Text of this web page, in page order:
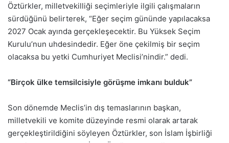
Öztürkler, milletvekilliği seçimleriyle ilgili çalışmaların
sürdüğünü belirterek, “Eğer seçim gününde yapılacaksa
2027 Ocak ayında gerçekleşecektir. Bu Yüksek Seçim
Kurulu’nun uhdesindedir. Eğer öne çekilmiş bir seçim
olacaksa bu yetki Cumhuriyet Meclisi’nindir.” dedi.
“Birçok ülke temsilcisiyle görüşme imkanı bulduk”
Son dönemde Meclis’in dış temaslarının başkan,
milletvekili ve komite düzeyinde resmi olarak artarak
gerçekleştirildiğini söyleyen Öztürkler, son İslam İşbirliği